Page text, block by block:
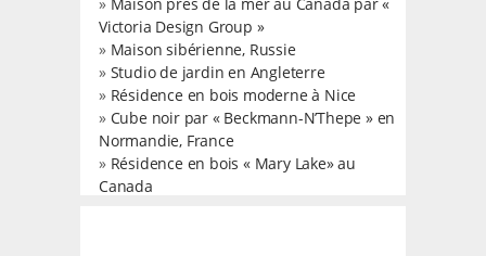
Victoria Design Group »
» Maison sibérienne, Russie
» Studio de jardin en Angleterre
» Résidence en bois moderne à Nice
» Cube noir par « Beckmann-N’Thepe » en
Normandie, France
» Résidence en bois « Mary Lake» au
Canada